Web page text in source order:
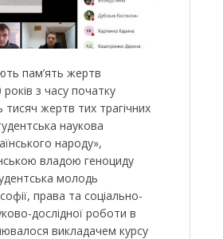
пам’ять жертв
з часу початку
жертв тих трагічних
наукова
народу»,
владою геноциду
молодь
права та соціально-
дослідної роботи в
викладачем курсу